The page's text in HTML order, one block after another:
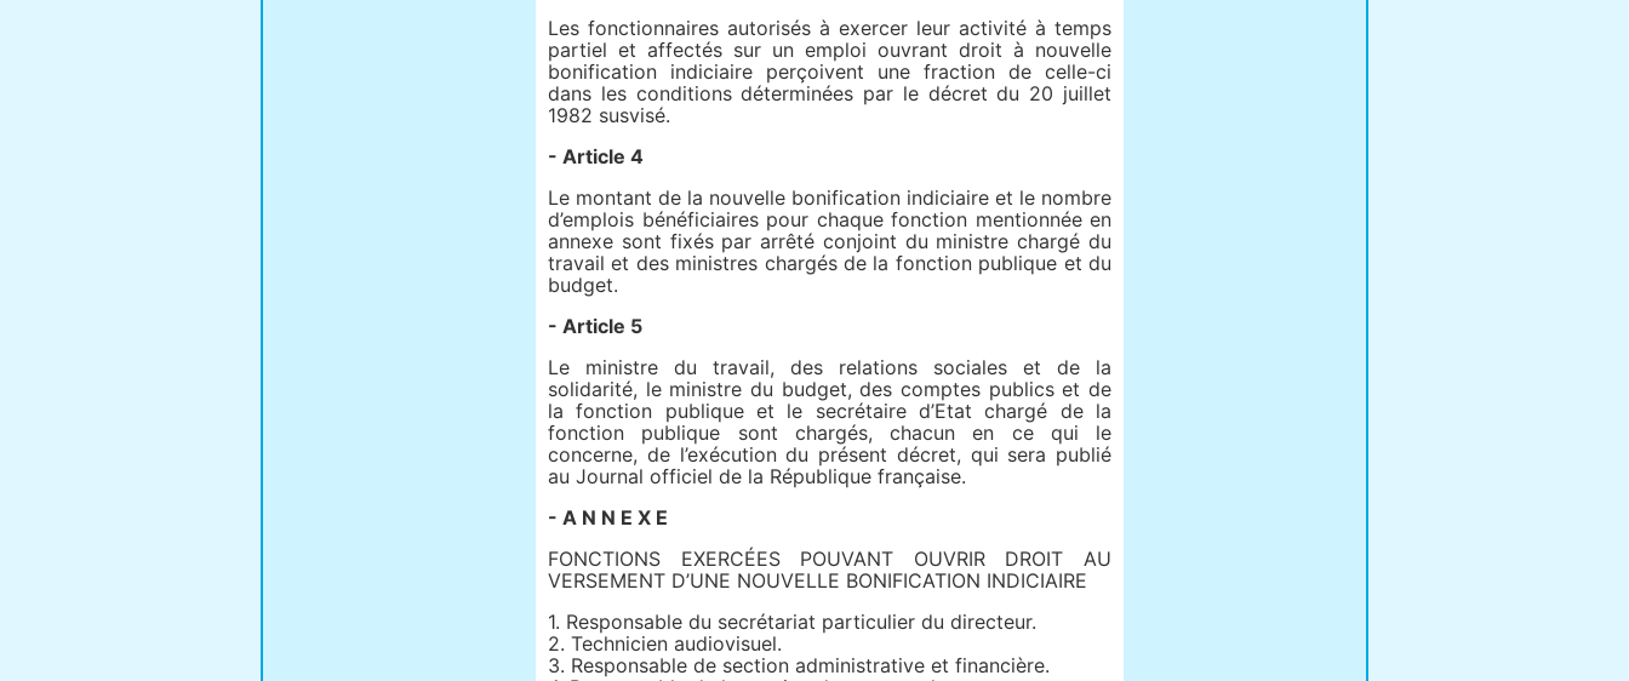
Les fonctionnaires autorisés à exercer leur activité à temps
partiel et affectés sur un emploi ouvrant droit à nouvelle
bonification indiciaire perçoivent une fraction de celle-ci
dans les conditions déterminées par le décret du 20 juillet
1982 susvisé.
- Article 4
Le montant de la nouvelle bonification indiciaire et le nombre
d’emplois bénéficiaires pour chaque fonction mentionnée en
annexe sont fixés par arrêté conjoint du ministre chargé du
travail et des ministres chargés de la fonction publique et du
budget.
- Article 5
Le ministre du travail, des relations sociales et de la
solidarité, le ministre du budget, des comptes publics et de
la fonction publique et le secrétaire d’Etat chargé de la
fonction publique sont chargés, chacun en ce qui le
concerne, de l’exécution du présent décret, qui sera publié
au Journal officiel de la République française.
- A N N E X E
FONCTIONS EXERCÉES POUVANT OUVRIR DROIT AU
VERSEMENT D’UNE NOUVELLE BONIFICATION INDICIAIRE
1. Responsable du secrétariat particulier du directeur.
2. Technicien audiovisuel.
3. Responsable de section administrative et financière.